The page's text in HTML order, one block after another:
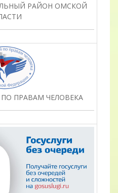
РАЙОН ОМСКОЙ
ПРАВАМ ЧЕЛОВЕКА